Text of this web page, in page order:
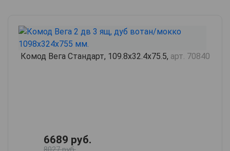
Комод Вега Стандарт, 109.8х32.4х75.5, арт. 70840
6689 руб.